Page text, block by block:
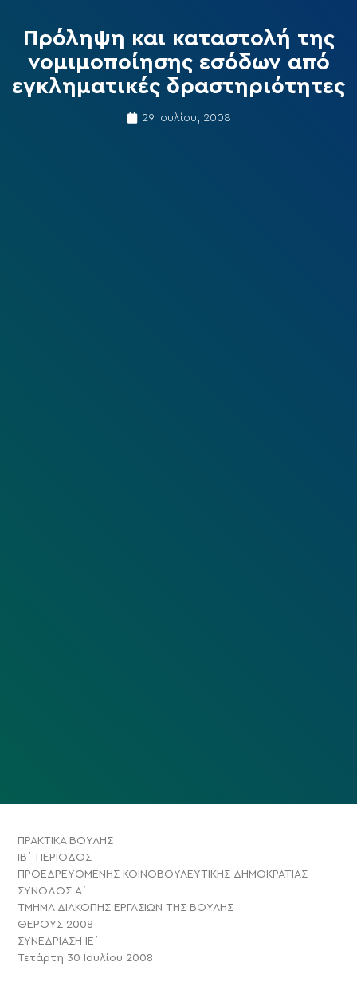
Πρόληψη και καταστολή της
νομιμοποίησης εσόδων από
εγκληματικές δραστηριότητες
29 Ιουλίου, 2008
ΠΡΑΚΤΙΚΑ ΒΟΥΛΗΣ
ΙΒ΄ ΠΕΡΙΟΔΟΣ
ΠΡΟΕΔΡΕΥΟΜΕΝΗΣ ΚΟΙΝΟΒΟΥΛΕΥΤΙΚΗΣ ΔΗΜΟΚΡΑΤΙΑΣ
ΣΥΝΟΔΟΣ Α΄
ΤΜΗΜΑ ΔΙΑΚΟΠΗΣ ΕΡΓΑΣΙΩΝ ΤΗΣ ΒΟΥΛΗΣ
ΘΕΡΟΥΣ 2008
ΣΥΝΕΔΡΙΑΣΗ ΙΕ΄
Τετάρτη 30 Ιουλίου 2008